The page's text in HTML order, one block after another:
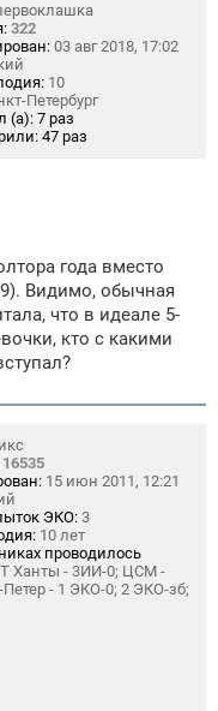
322
03 авг 2018, 17:02
10
Петербург
(а): 7 раз
47 раз
года вместо
Видимо, обычная
что в идеале 5-
кто с какими
16535
15 июн 2011, 12:21
ЭКО: 3
10 лет
проводилось
Ханты - 3ИИ-0; ЦСМ -
- 1 ЭКО-0; 2 ЭКО-зб;